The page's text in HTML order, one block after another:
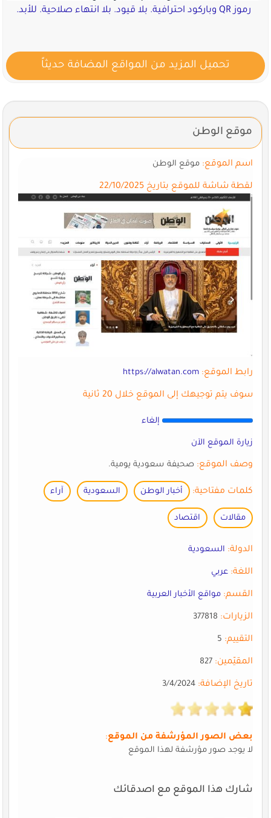
رموز QR وباركود احترافية. بلا قيود. بلا انتهاء صلاحية. للأبد.
تحميل المزيد من المواقع المضافة حديثاً
موقع الوطن
اسم الموقع:موقع الوطن
لقطة شاشة للموقع بتاريخ 22/10/2025
رابط الموقع: https://alwatan.com
سوف يتم توجيهك إلى الموقع خلال 20 ثانية
إلغاء
زيارة الموقع الآن
وصف الموقع:صحيفة سعودية يومية.
كلمات مفتاحية: أخبار الوطن السعودية آراء
مقالات اقتصاد
الدولة: السعودية
اللغة: عربي
القسم: مواقع الأخبار العربية
الزيارات:377818
التقييم:5
المقيّمين:827
تاريخ الإضافة:3/4/2024
بعض الصور المؤرشفة من الموقع:
لا يوجد صور مؤرشفة لهذا الموقع
شارك هذا الموقع مع اصدقائك